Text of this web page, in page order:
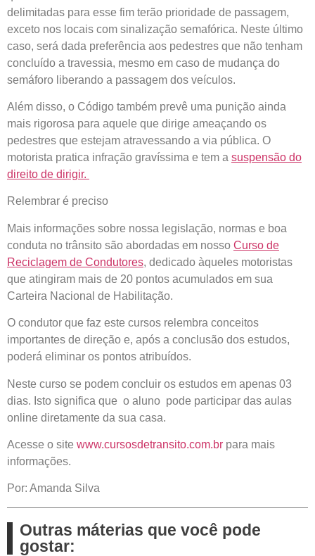
delimitadas para esse fim terão prioridade de passagem,
exceto nos locais com sinalização semafórica. Neste último
caso, será dada preferência aos pedestres que não tenham
concluído a travessia, mesmo em caso de mudança do
semáforo liberando a passagem dos veículos.
Além disso, o Código também prevê uma punição ainda
mais rigorosa para aquele que dirige ameaçando os
pedestres que estejam atravessando a via pública. O
motorista pratica infração gravíssima e tem a suspensão do
direito de dirigir.
Relembrar é preciso
Mais informações sobre nossa legislação, normas e boa
conduta no trânsito são abordadas em nosso Curso de
Reciclagem de Condutores, dedicado àqueles motoristas
que atingiram mais de 20 pontos acumulados em sua
Carteira Nacional de Habilitação.
O condutor que faz este cursos relembra conceitos
importantes de direção e, após a conclusão dos estudos,
poderá eliminar os pontos atribuídos.
Neste curso se podem concluir os estudos em apenas 03
dias. Isto significa que o aluno pode participar das aulas
online diretamente da sua casa.
Acesse o site www.cursosdetransito.com.br para mais
informações.
Por: Amanda Silva
Outras máterias que você pode
gostar: